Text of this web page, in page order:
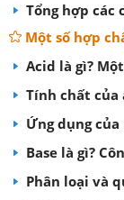
Tổng hợp các
Một số hợp
Acid là gì?
Tính chất của
Ứng dụng
Base là gì?
Phân loại và